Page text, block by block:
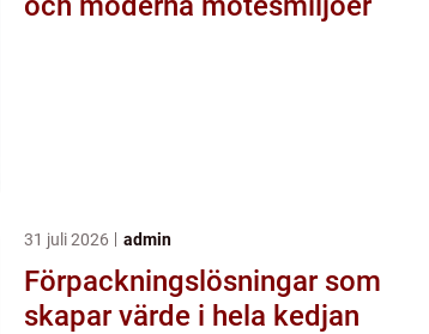
31 juli 2026 admin
Förpackningslösningar som
skapar värde i hela kedjan